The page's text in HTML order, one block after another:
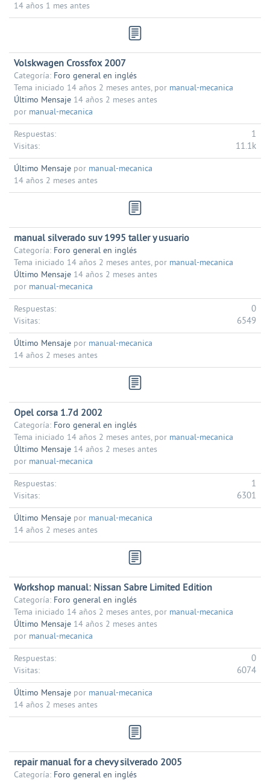
14 años 1 mes antes
Volskwagen Crossfox 2007
Categoría: Foro general en inglés
Tema iniciado 14 años 2 meses antes, por manual-mecanica
Último Mensaje 14 años 2 meses antes
por manual-mecanica
Respuestas: 1
Visitas: 11.1k
Último Mensaje por manual-mecanica
14 años 2 meses antes
manual silverado suv 1995 taller y usuario
Categoría: Foro general en inglés
Tema iniciado 14 años 2 meses antes, por manual-mecanica
Último Mensaje 14 años 2 meses antes
por manual-mecanica
Respuestas: 0
Visitas: 6549
Último Mensaje por manual-mecanica
14 años 2 meses antes
Opel corsa 1.7d 2002
Categoría: Foro general en inglés
Tema iniciado 14 años 2 meses antes, por manual-mecanica
Último Mensaje 14 años 2 meses antes
por manual-mecanica
Respuestas: 1
Visitas: 6301
Último Mensaje por manual-mecanica
14 años 2 meses antes
Workshop manual: Nissan Sabre Limited Edition
Categoría: Foro general en inglés
Tema iniciado 14 años 2 meses antes, por manual-mecanica
Último Mensaje 14 años 2 meses antes
por manual-mecanica
Respuestas: 0
Visitas: 6074
Último Mensaje por manual-mecanica
14 años 2 meses antes
repair manual for a chevy silverado 2005
Categoría: Foro general en inglés